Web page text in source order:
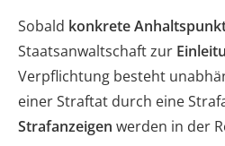
Sobald konkrete
Staatsanwaltschaft zur
Verpflichtung besteht
einer Straftat durch eine
Strafanzeigen werden in der